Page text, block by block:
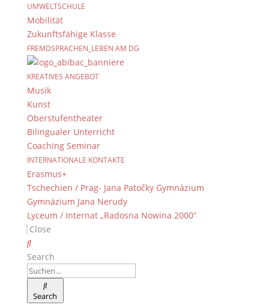
UMWELTSCHULE
Mobilität
Zukunftsfähige Klasse
FREMDSPRACHEN_LEBEN AM DG
KREATIVES ANGEBOT
Musik
Kunst
Oberstufentheater
Bilingualer Unterricht
Coaching Seminar
INTERNATIONALE KONTAKTE
Erasmus+
Tschechien / Prag- Jana Patočky Gymnázium
Gymnázium Jana Nerudy
Lyceum / Internat „Radosna Nowina 2000”
Close
Search
Search